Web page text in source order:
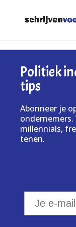
Politiek
tips
Abonneer je
millennials,
tenen.